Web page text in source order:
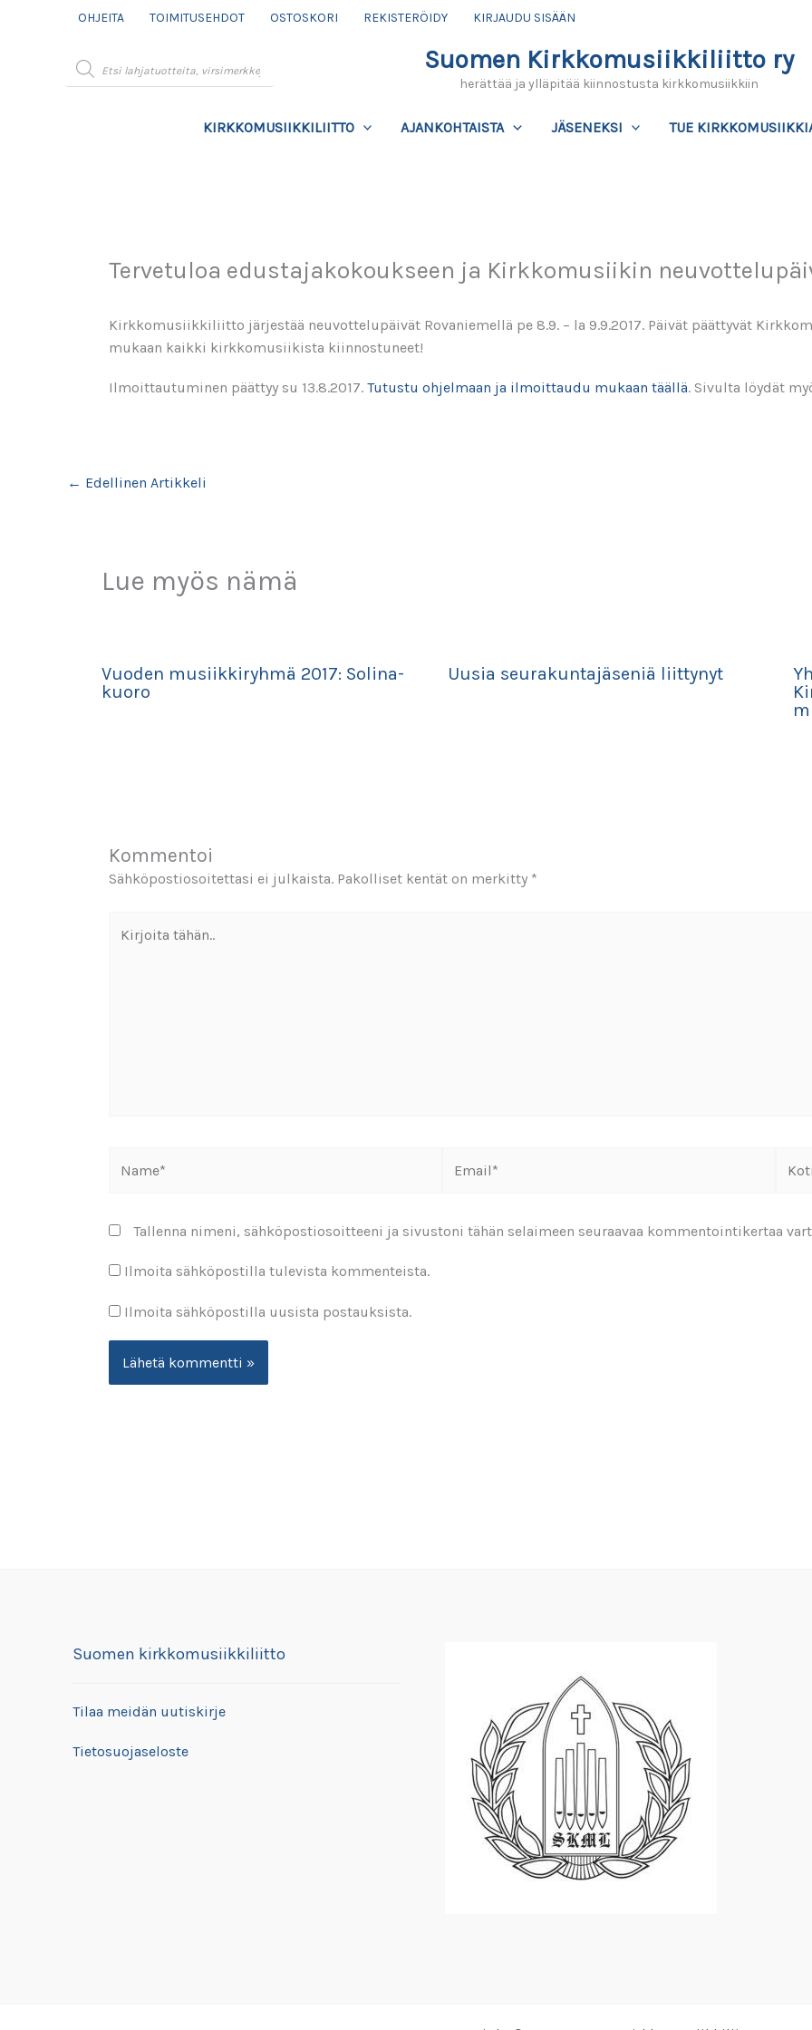
OHJEITA TOIMITUSEHDOT OSTOSKORI REKISTERÖIDY KIRJAUDU SISÄÄN
Products
search
Suomen Kirkkomusiikkiliitto ry
herättää ja ylläpitää kiinnostusta kirkkomusiikkiin
KIRKKOMUSIIKKILIITTO AJANKOHTAISTA JÄSENEKSI TUE
Tervetuloa edustajakokoukseen ja Kirkkomusiikin
Kirkkomusiikkiliitto järjestää neuvottelupäivät Rovaniemellä pe 8.9. – la 9.9.2017. Päivät päättyvät
mukaan kaikki kirkkomusiikista kiinnostuneet!
Ilmoittautuminen päättyy su 13.8.2017. Tutustu ohjelmaan ja ilmoittaudu mukaan täällä. Sivulta löydät
← Edellinen Artikkeli
Lue myös nämä
Vuoden musiikkiryhmä 2017: Solina-
kuoro
Uusia seurakuntajäseniä liittynyt
Kommentoi
Sähköpostiosoitettasi ei julkaista. Pakolliset kentät on merkitty *
tähän..
Tallenna nimeni, sähköpostiosoitteeni ja sivustoni tähän selaimeen seuraavaa kommentointikertaa
Ilmoita sähköpostilla tulevista kommenteista.
Ilmoita sähköpostilla uusista postauksista.
Suomen kirkkomusiikkiliitto
Tilaa meidän uutiskirje
Tietosuojaseloste